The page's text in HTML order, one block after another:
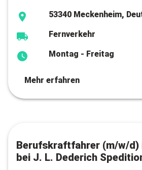
53340 Meckenheim,
Fernverkehr
Montag - Freitag
Mehr erfahren
Berufskraftfahrer (m/w/d)
bei J. L. Dederich